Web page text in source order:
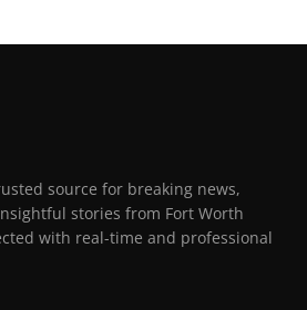
source for breaking news,
stories from Fort Worth
with real-time and professional